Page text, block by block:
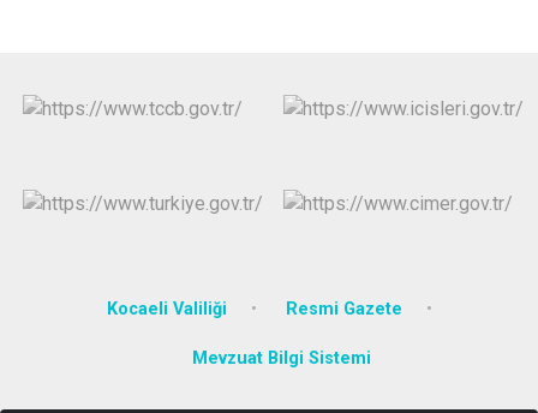
Kocaeli Valiliği Resmi Gazete
Mevzuat Bilgi Sistemi